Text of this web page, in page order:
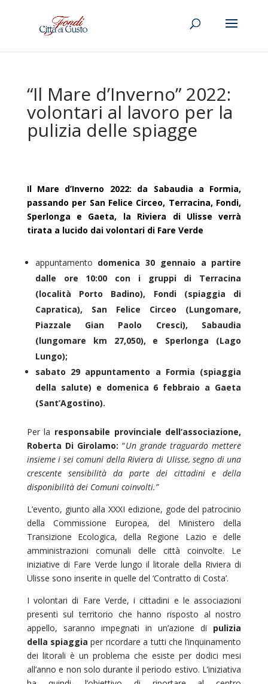
“Il Mare d’Inverno” 2022:
volontari al lavoro per la
pulizia delle spiagge
Il Mare d’Inverno 2022: da Sabaudia a Formia,
passando per San Felice Circeo, Terracina, Fondi,
Sperlonga e Gaeta, la Riviera di Ulisse verrà
tirata a lucido dai volontari di Fare Verde
appuntamento domenica 30 gennaio a partire
dalle ore 10:00 con i gruppi di Terracina
(località Porto Badino), Fondi (spiaggia di
Capratica), San Felice Circeo (Lungomare,
Piazzale Gian Paolo Cresci), Sabaudia
(lungomare km 27,050), e Sperlonga (Lago
Lungo);
sabato 29 appuntamento a Formia (spiaggia
della salute) e domenica 6 febbraio a Gaeta
(Sant’Agostino).
Per la responsabile provinciale dell’associazione,
Roberta Di Girolamo: “Un grande traguardo mettere
insieme i sei comuni della Riviera di Ulisse, segno di una
crescente sensibilità da parte dei cittadini e della
disponibilità dei Comuni coinvolti.”
L’evento, giunto alla XXXI edizione, gode del patrocinio
della Commissione Europea, del Ministero della
Transizione Ecologica, della Regione Lazio e delle
amministrazioni comunali delle città coinvolte. Le
iniziative di Fare Verde lungo il litorale della Riviera di
Ulisse sono inserite in quelle del ‘Contratto di Costa’.
I volontari di Fare Verde, i cittadini e le associazioni
presenti sul territorio che hanno risposto al nostro
appello, saranno impegnati in un’azione di pulizia
della spiaggia per ricordare a tutti che l’inquinamento
dei litorali è un problema che esiste per dodici mesi
all’anno e non solo durante il periodo estivo. L’iniziativa